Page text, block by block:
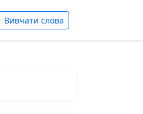
Вивчати слова